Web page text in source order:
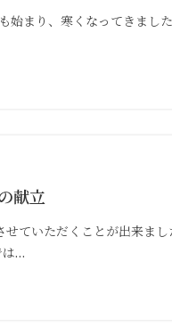
始まり、寒くなってきまし
献立
ていただくことが出来ま
は…